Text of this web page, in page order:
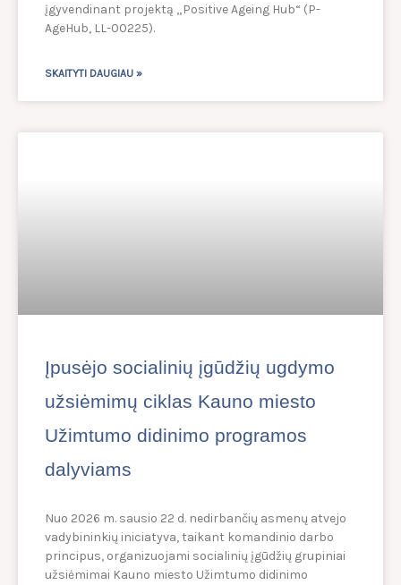
įgyvendinant projektą „Positive Ageing Hub“ (P-
AgeHub, LL-00225).
SKAITYTI DAUGIAU »
Įpusėjo socialinių įgūdžių ugdymo
užsiėmimų ciklas Kauno miesto
Užimtumo didinimo programos
dalyviams
Nuo 2026 m. sausio 22 d. nedirbančių asmenų atvejo
vadybininkių iniciatyva, taikant komandinio darbo
principus, organizuojami socialinių įgūdžių grupiniai
užsiėmimai Kauno miesto Užimtumo didinimo